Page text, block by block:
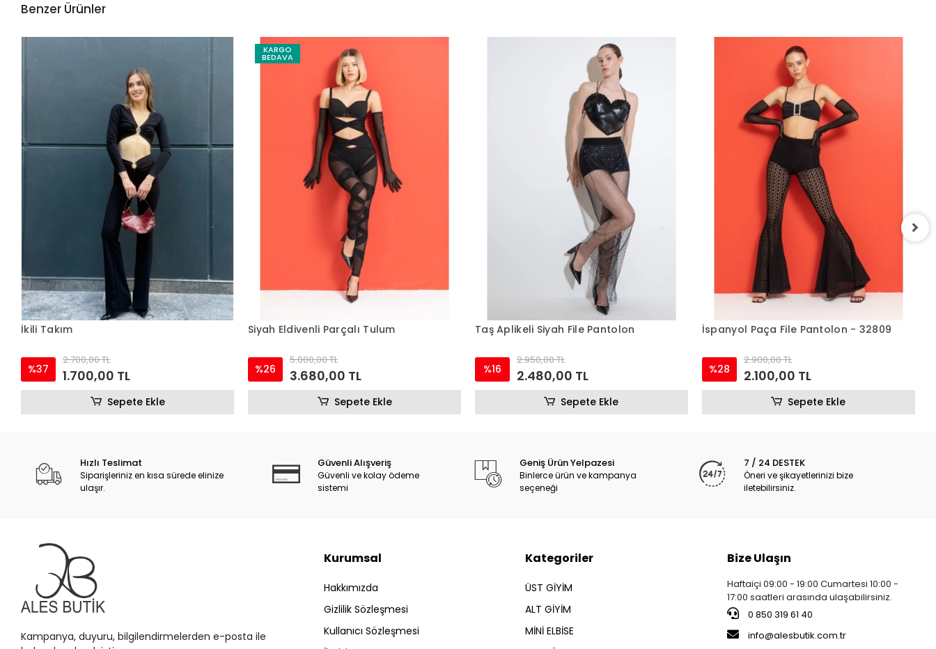
Benzer Ürünler
İkili Takım
%37
2.700,00 TL
1.700,00 TL
Sepete Ekle
KARGO
BEDAVA
Siyah Eldivenli Parçalı Tulum
%26
5.000,00 TL
3.680,00 TL
Sepete Ekle
Taş Aplikeli Siyah File Pantolon
%16
2.950,00 TL
2.480,00 TL
Sepete Ekle
İspanyol Paça File Pantolon - 32809
%28
2.900,00 TL
2.100,00 TL
Sepete Ekle
Hızlı Teslimat
Siparişleriniz en kısa sürede elinize
ulaşır.
Güvenli Alışveriş
Güvenli ve kolay ödeme
sistemi
Geniş Ürün Yelpazesi
Binlerce ürün ve kampanya
seçeneği
7 / 24 DESTEK
Öneri ve şikayetlerinizi bize
iletebilirsiniz.
Kampanya, duyuru, bilgilendirmelerden e-posta ile
Kurumsal
Hakkımızda
Gizlilik Sözleşmesi
Kullanıcı Sözleşmesi
Kategoriler
ÜST GİYİM
ALT GİYİM
MİNİ ELBİSE
Bize Ulaşın
Haftaiçi 09:00 - 19:00 Cumartesi 10:00 -
17:00 saatleri arasında ulaşabilirsiniz.
0 850 319 61 40
info@alesbutik.com.tr